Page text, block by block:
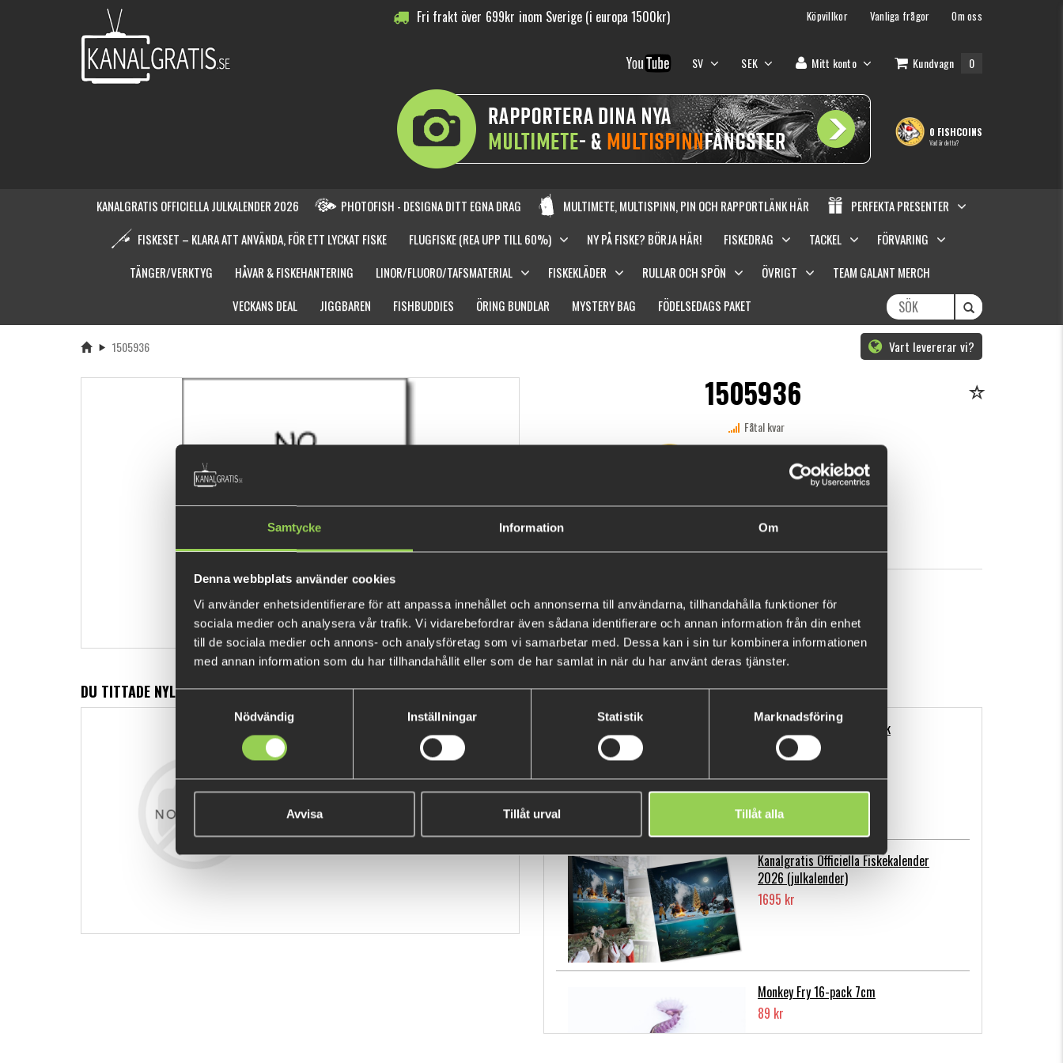
Samtycke Information Om
Denna webbplats använder cookies
Vi använder enhetsidentifierare för att anpassa innehållet och annonserna till användarna, tillhandahålla funktioner för
sociala medier och analysera vår trafik. Vi vidarebefordrar även sådana identifierare och annan information från din enhet
till de sociala medier och annons- och analysföretag som vi samarbetar med. Dessa kan i sin tur kombinera informationen
med annan information som du har tillhandahållit eller som de har samlat in när du har använt deras tjänster.
Samtyckesval
Nödvändig
Inställningar Statistik Marknadsföring
Avvisa Tillåt urval Tillåt alla
Fri frakt över 699kr inom Sverige (i europa 1500kr) Köpvillkor Vanliga frågor Om oss
SV SEK Mitt konto Kundvagn 0
0 FISHCOINS
Vad är detta?
KANALGRATIS OFFICIELLA JULKALENDER 2026 PHOTOFISH - DESIGNA DITT EGNA DRAG MULTIMETE, MULTISPINN, PIN OCH RAPPORTLÄNK HÄR
PERFEKTA PRESENTER
FISKESET – KLARA ATT ANVÄNDA, FÖR ETT LYCKAT FISKE
FLUGFISKE (REA UPP TILL 60%) NY PÅ FISKE? BÖRJA HÄR! FISKEDRAG TACKEL
FÖRVARING
TÄNGER/VERKTYG
HÅVAR & FISKEHANTERING LINOR/FLUORO/TAFSMATERIAL FISKEKLÄDER RULLAR OCH SPÖN ÖVRIGT
TEAM GALANT MERCH
VECKANS DEAL
JIGGBAREN FISHBUDDIES ÖRING BUNDLAR MYSTERY BAG FÖDELSEDAGS PAKET
1505936 Vart levererar vi?
1505936
Fåtal kvar
DU TITTADE NYLIGEN PÅ POPULÄRA PRODUKTER
Flatnose Mini 9cm, 10-pack
139 kr
Kanalgratis Officiella Fiskekalender
2026 (julkalender)
1695 kr
Monkey Fry 16-pack 7cm
89 kr